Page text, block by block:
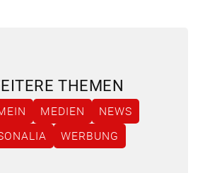
THEMEN
MEDIEN
NEWS
WERBUNG